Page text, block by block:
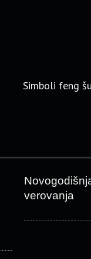
Simboli feng
verovanja